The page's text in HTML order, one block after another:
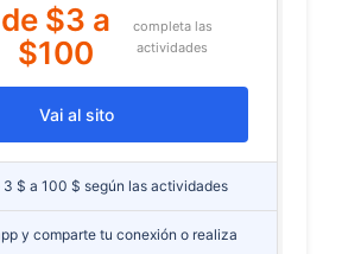
de $3 a
$100
completa las
actividades
Vai al sito
3 $ a 100 $ según las actividades
y comparte tu conexión o realiza